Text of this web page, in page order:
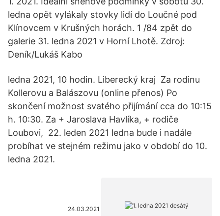
ledna opět vylákaly stovky lidí do Loučné pod
Klínovcem v Krušných horách. 1 /84 zpět do
galerie 31. ledna 2021 v Horní Lhotě. Zdroj:
Deník/Lukáš Kabo
ledna 2021, 10 hodin. Liberecký kraj Za rodinu
Kollerovu a Balászovu (online přenos) Po
skončení možnost svatého přijímání cca do 10:15
h. 10:30. Za + Jaroslava Havlíka, + rodiče
Loubovi, 22. leden 2021 ledna bude i nadále
probíhat ve stejném režimu jako v období do 10.
ledna 2021.
24.03.2021